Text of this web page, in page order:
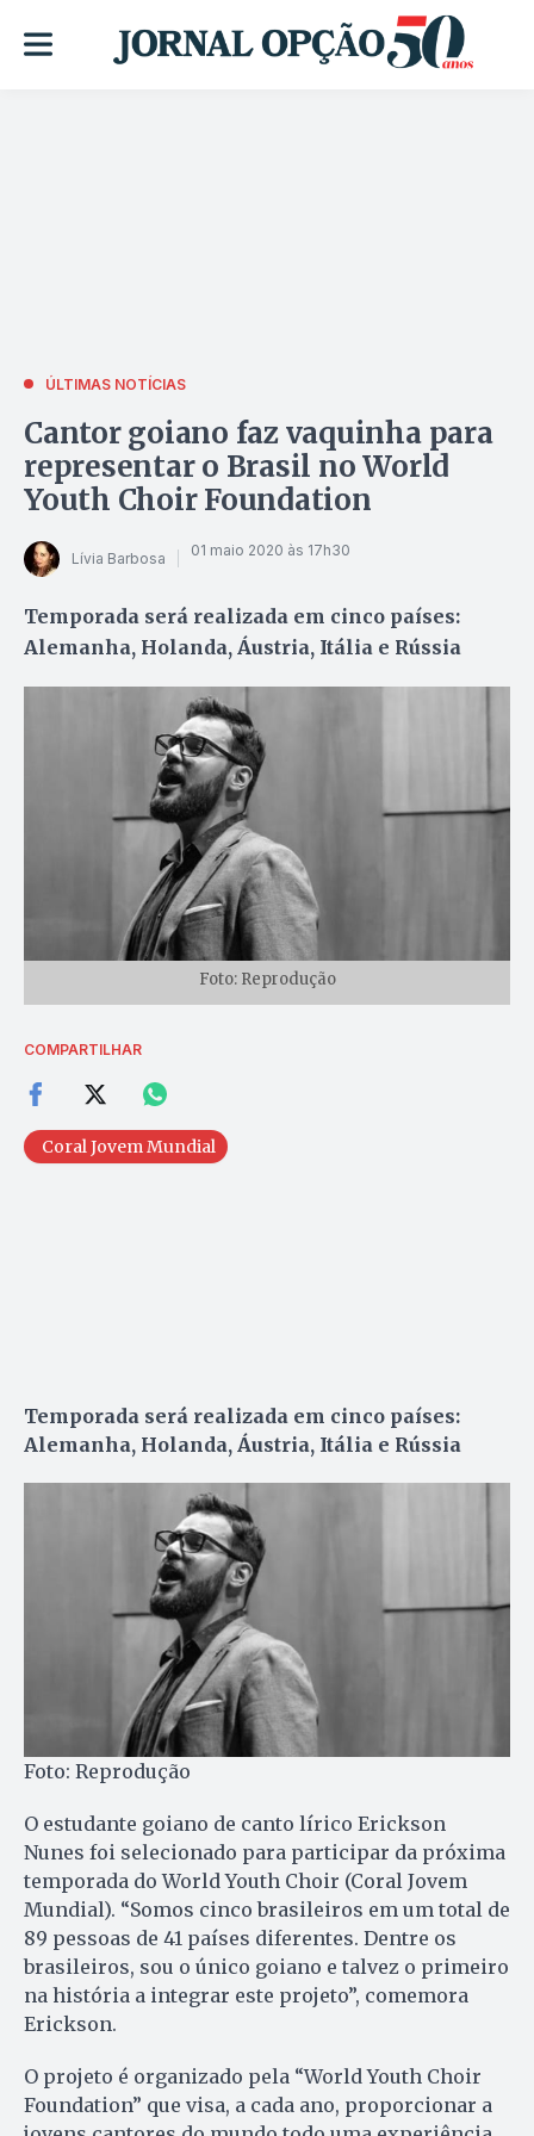
ÚLTIMAS NOTÍCIAS
Cantor goiano faz vaquinha para
representar o Brasil no World
Youth Choir Foundation
Lívia Barbosa 01 maio 2020 às 17h30
Temporada será realizada em cinco países:
Alemanha, Holanda, Áustria, Itália e Rússia
Foto: Reprodução
COMPARTILHAR
Coral Jovem Mundial
Temporada será realizada em cinco países:
Alemanha, Holanda, Áustria, Itália e Rússia
Foto: Reprodução
O estudante goiano de canto lírico Erickson
Nunes foi selecionado para participar da próxima
temporada do World Youth Choir (Coral Jovem
Mundial). “Somos cinco brasileiros em um total de
89 pessoas de 41 países diferentes. Dentre os
brasileiros, sou o único goiano e talvez o primeiro
na história a integrar este projeto”, comemora
Erickson.
O projeto é organizado pela “World Youth Choir
Foundation” que visa, a cada ano, proporcionar a